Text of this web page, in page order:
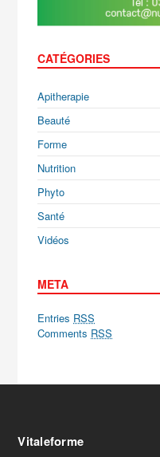
CATÉGORIES
Apitherapie
Beauté
Forme
Nutrition
Phyto
Santé
Vidéos
META
Entries RSS
Comments RSS
Vitaleforme